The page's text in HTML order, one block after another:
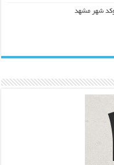
شهر مشهد